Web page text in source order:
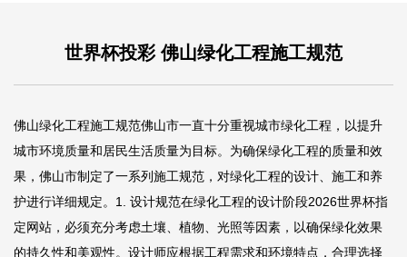
世界杯投彩 佛山绿化工程施工规范
佛山绿化工程施工规范佛山市一直十分重视城市绿化工程，以提升
城市环境质量和居民生活质量为目标。为确保绿化工程的质量和效
果，佛山市制定了一系列施工规范，对绿化工程的设计、施工和养
护进行详细规定。1. 设计规范在绿化工程的设计阶段2026世界杯指
定网站 ，必须充分考虑土壤、植物、光照等因素，以确保绿化效果
的持久性和美观性。设计师应根据工程需求和环境特点，合理选择